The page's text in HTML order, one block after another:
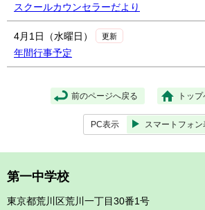
スクールカウンセラーだより
4月1日（水曜日） 更新
年間行事予定
前のページへ戻る トッ
PC表示 スマートフォン
第一中学校
東京都荒川区荒川一丁目30番1号